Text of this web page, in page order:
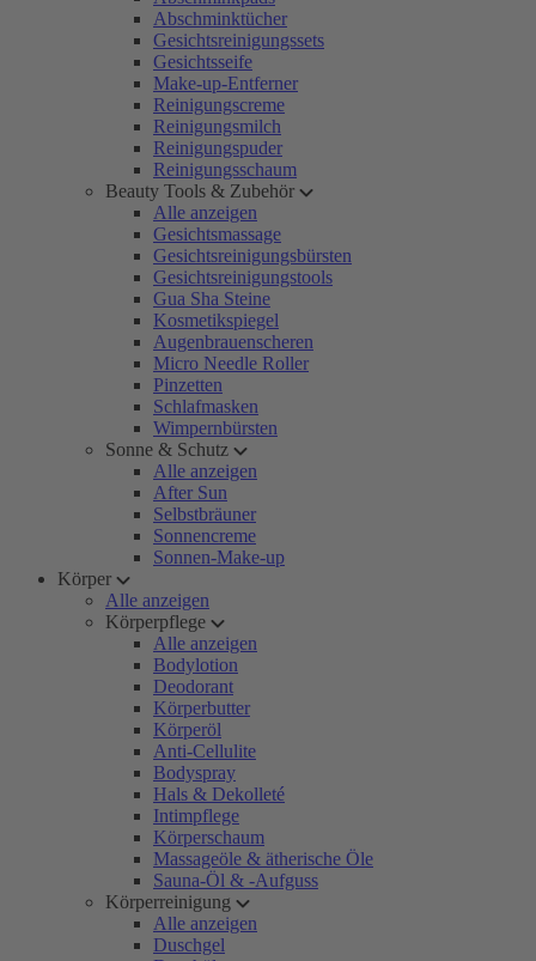
Abschminktücher
Gesichtsreinigungssets
Gesichtsseife
Make-up-Entferner
Reinigungscreme
Reinigungsmilch
Reinigungspuder
Reinigungsschaum
Beauty Tools & Zubehör
Alle anzeigen
Gesichtsmassage
Gesichtsreinigungsbürsten
Gesichtsreinigungstools
Gua Sha Steine
Kosmetikspiegel
Augenbrauenscheren
Micro Needle Roller
Pinzetten
Schlafmasken
Wimpernbürsten
Sonne & Schutz
Alle anzeigen
After Sun
Selbstbräuner
Sonnencreme
Sonnen-Make-up
Körper
Alle anzeigen
Körperpflege
Alle anzeigen
Bodylotion
Deodorant
Körperbutter
Körperöl
Anti-Cellulite
Bodyspray
Hals & Dekolleté
Intimpflege
Körperschaum
Massageöle & ätherische Öle
Sauna-Öl & -Aufguss
Körperreinigung
Alle anzeigen
Duschgel